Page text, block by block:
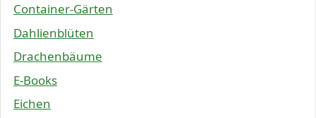
Container-Gärten
Dahlienblüten
Drachenbäume
E-Books
Eichen